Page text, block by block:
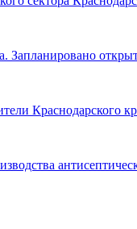
Запланировано
Краснодарского